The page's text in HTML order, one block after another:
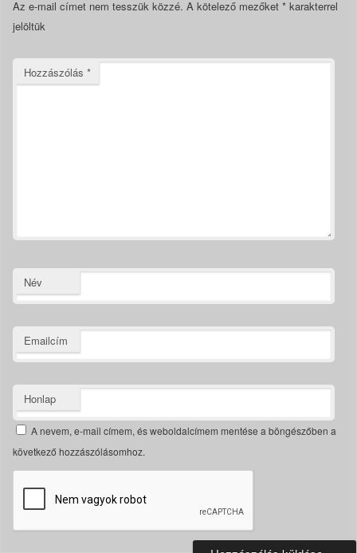
Az e-mail címet nem tesszük közzé. A kötelező mezőket * karakterrel
jelöltük
Hozzászólás *
Név
Emailcím
Honlap
A nevem, e-mail címem, és weboldalcímem mentése a böngészőben a
következő hozzászólásomhoz.